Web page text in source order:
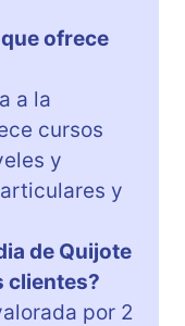
ofrece
a la
cursos
y
y
de Quijote
clientes?
por 2